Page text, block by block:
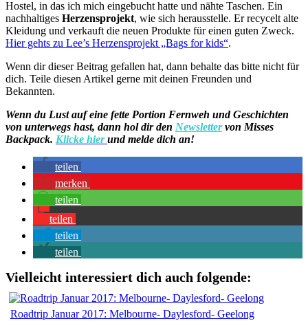
Hostel, in das ich mich eingebucht hatte und nähte Taschen. Ein
nachhaltiges Herzensprojekt, wie sich herausstelle. Er recycelt alte
Kleidung und verkauft die neuen Produkte für einen guten Zweck.
Hier gehts zu Lee’s Herzensprojekt „Bags for kids“.
Wenn dir dieser Beitrag gefallen hat, dann behalte das bitte nicht für
dich. Teile diesen Artikel gerne mit deinen Freunden und
Bekannten.
Wenn du Lust auf eine fette Portion Fernweh und Geschichten
von unterwegs hast, dann hol dir den Newsletter von Misses
Backpack. Klicke hier und melde dich an!
teilen
merken
teilen
teilen
teilen
teilen
Vielleicht interessiert dich auch folgende:
Roadtrip Januar 2017: Melbourne- Daylesford- Geelong